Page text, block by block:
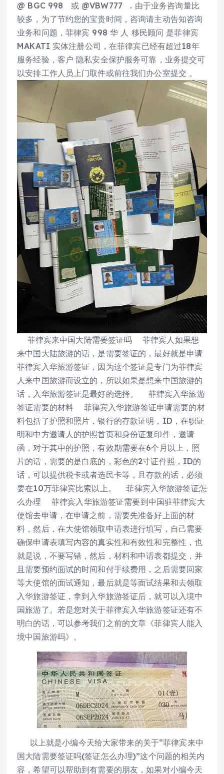
@ BGC 998 或 @VBW777 . 由于业务咨询量比
较多，为了节约您的宝贵时间，咨询请主动告知咨询
业务和问题，菲律宾 998 华 人 移民顾问 是菲律宾
MAKATI 实体注册公司，在菲律宾已经有超过18年
服务经验，客户 隐私安全保护服务可靠，业务提交可
以安排工作人员上门取件或前往我们办公室提交 。
菲律宾来中国大陆需要签证吗 菲律宾人如果想
来中国大陆旅游的话，是需要签证的，最好就是申请
菲律宾入华旅游签证，因为这个签证是专门为菲律宾
人来中国旅游而设立的，所以如果是想来中国旅游的
话，入华旅游签证是最好的选择。 菲律宾入华旅游
签证需要的材料 菲律宾入华旅游签证申请需要的材
料包括了护照和照片，银行的存款证明，ID，在职证
明和中方邀请人的护照首页和身份证复印件，邀请
函，对于其中的护照，有效期需要在6个月以上，照
片的话，需要的是白底的，彩色的2寸证件照，ID的
话，可以提供税卡或者选民卡等，且存款的话，必须
要在10万菲律宾比索以上。 菲律宾入华旅游签证怎
么办理 菲律宾入华旅游签证需要到中国驻菲律宾大
使馆去申请，在申请之前，需要先准备好上面的材
料，然后，在大使馆领取申请表进行填写，自己需要
确保申请表填写内容的真实性和有效性和完整性，也
就是说，不要写错，然后，材料和申请表都提交，并
且需要预约面试的时间和付手续费用，之后需要回家
等大使馆的面试通知，最后就是等面试结果和去领取
入华旅游签证，拿到入华旅游签证后，就可以入境中
国旅游了。若是您对关于菲律宾入华旅游签证还有不
明白的话，可以参考我们之前的文章《菲律宾人能入
境中国旅游吗》。
以上就是小编今天给大家带来的关于“菲律宾来中
国大陆需要签证吗(签证怎么办理)”这个问题的相关内
容，希望可以帮助到有需要的朋友，如果对小编今天